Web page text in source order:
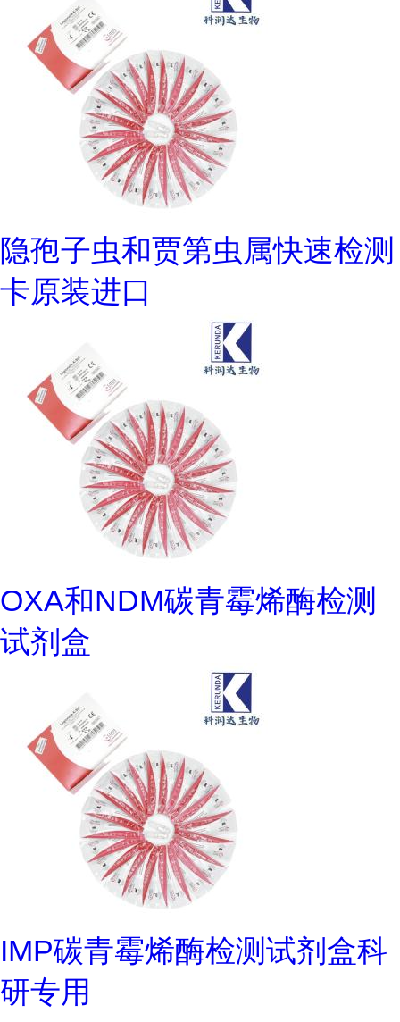
隐孢子虫和贾第虫属快速检测
卡原装进口
OXA和NDM碳青霉烯酶检测
试剂盒
IMP碳青霉烯酶检测试剂盒科
研专用